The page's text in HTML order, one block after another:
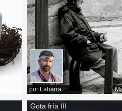
por Labarra
Gota fría III